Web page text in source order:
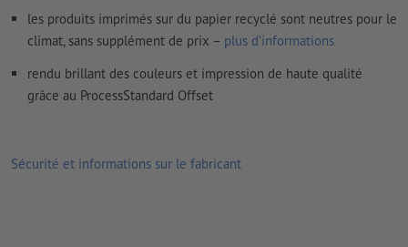
les produits imprimés sur du papier recyclé sont neutres pour le
climat, sans supplément de prix – plus d’informations
rendu brillant des couleurs et impression de haute qualité
grâce au ProcessStandard Offset
Sécurité et informations sur le fabricant